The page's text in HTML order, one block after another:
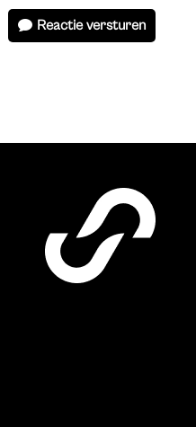
Reactie versturen